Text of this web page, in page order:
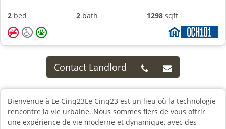
2 bed 2bath 1298 sqft
Contact Landlord
Bienvenue à Le Cinq23Le Cinq23 est un lieu où la technologie
rencontre la vie urbaine. Nous sommes fiers de vous offrir
une expérience de vie moderne et dynamique, avec des